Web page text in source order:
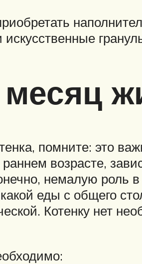
искусственные
помните: это
возрасте,
немалую роль
еды с общего
Котенку нет